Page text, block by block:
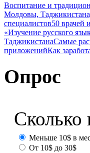
Воспитание и
Молдовы,
специалистов50 врачей
«Изучение русского
ТаджикистанаСамые
приложенийКак
Опрос
Сколько
Меньше 10$ в
От 10$ до 30$